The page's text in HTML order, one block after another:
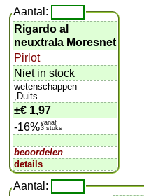
Aantal:
Rigardo al
neuxtrala Moresnet
Pirlot
Niet in stock
wetenschappen
,Duits
±€ 1,97
-16%vanaf
3 stuks
beoordelen
details
Aantal: